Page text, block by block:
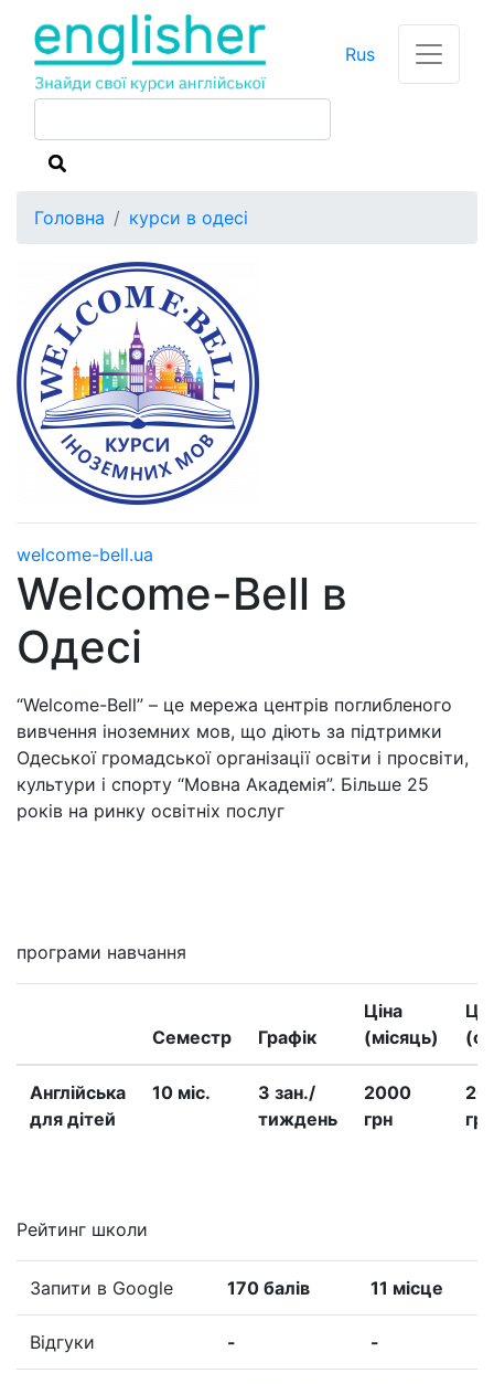
Rus
Головна курси в одесі
welcome-bell.ua
Welcome-Bell в
Одесі
“Welcome-Bell” – це мережа центрів поглибленого
вивчення іноземних мов, що діють за підтримки
Одеської громадської організації освіти і просвіти,
культури і спорту “Мовна Академія”. Більше 25
років на ринку освітніх послуг
програми навчання
Семестр Графік
Ціна
(місяць)
Англійська
для дітей
10 міс.
3 зан./
тиждень
2000
грн
грн
Рейтинг школи
Запити в Google 170 балів 11 місце
Відгуки - -